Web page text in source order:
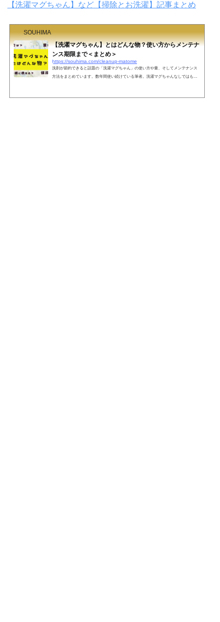
【洗濯マグちゃん】など【掃除とお洗濯】記事まとめ
SOUHIMA
【洗濯マグちゃん】とはどんな物？使い方からメンテナ
ンス期限まで＜まとめ＞
https://souhima.com/cleanup-matome
洗剤が節約できると話題の「洗濯マグちゃん」の使い方や量、そしてメンテナンス
方法をまとめています。数年間使い続けている筆者。洗濯マグちゃんなしではもう